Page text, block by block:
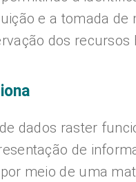
e a tomada de
dos recursos
dados raster
de
meio de uma